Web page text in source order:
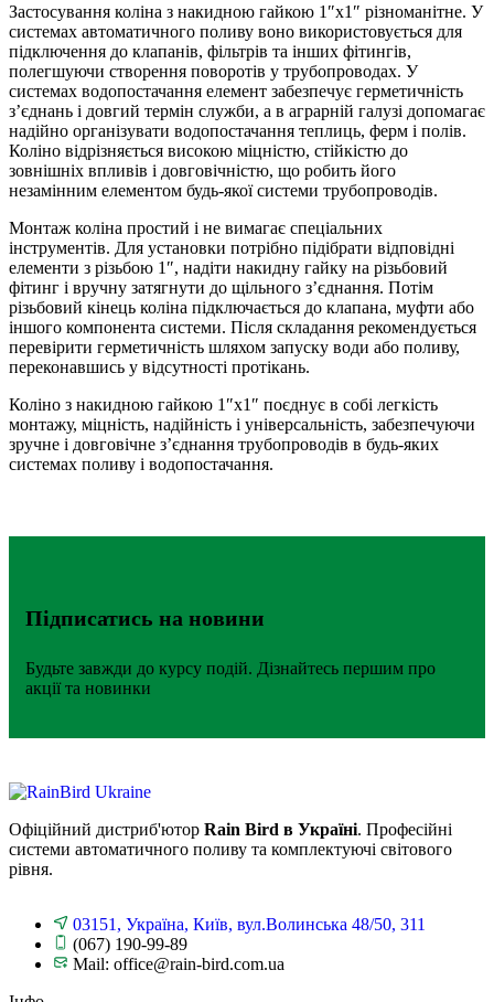
Застосування коліна з накидною гайкою 1″х1″ різноманітне. У
системах автоматичного поливу воно використовується для
підключення до клапанів, фільтрів та інших фітингів,
полегшуючи створення поворотів у трубопроводах. У
системах водопостачання елемент забезпечує герметичність
з’єднань і довгий термін служби, а в аграрній галузі допомагає
надійно організувати водопостачання теплиць, ферм і полів.
Коліно відрізняється високою міцністю, стійкістю до
зовнішніх впливів і довговічністю, що робить його
незамінним елементом будь-якої системи трубопроводів.
Монтаж коліна простий і не вимагає спеціальних
інструментів. Для установки потрібно підібрати відповідні
елементи з різьбою 1″, надіти накидну гайку на різьбовий
фітинг і вручну затягнути до щільного з’єднання. Потім
різьбовий кінець коліна підключається до клапана, муфти або
іншого компонента системи. Після складання рекомендується
перевірити герметичність шляхом запуску води або поливу,
переконавшись у відсутності протікань.
Коліно з накидною гайкою 1″х1″ поєднує в собі легкість
монтажу, міцність, надійність і універсальність, забезпечуючи
зручне і довговічне з’єднання трубопроводів в будь-яких
системах поливу і водопостачання.
Підписатись на новини
Будьте завжди до курсу подій. Дізнайтесь першим про
акції та новинки
Офіційний дистриб'ютор Rain Bird в Україні. Професійні
системи автоматичного поливу та комплектуючі світового
рівня.
03151, Україна, Київ, вул.Волинська 48/50, 311
(067) 190-99-89
Mail: office@rain-bird.com.ua